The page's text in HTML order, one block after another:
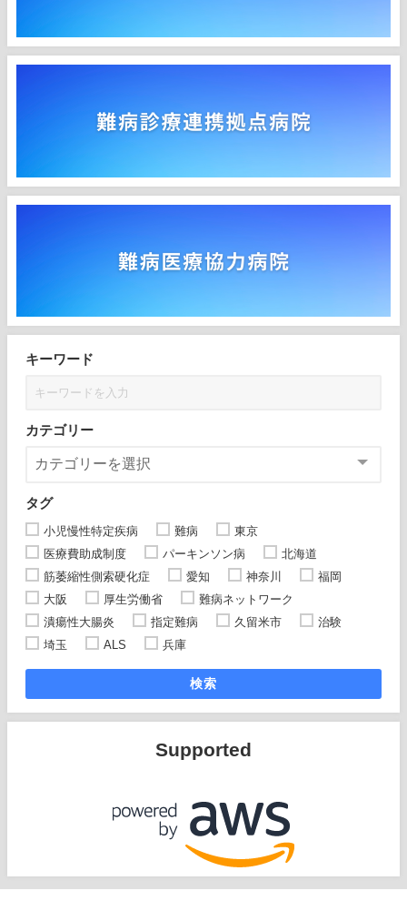
キーワード
カテゴリー
タグ
小児慢性特定疾病 難病
東京
医療費助成制度
パーキンソン病
北海道
筋萎縮性側索硬化症
愛知 神奈川
福岡
大阪
厚生労働省
難病ネットワーク
潰瘍性大腸炎
指定難病 久留米市
治験
埼玉
ALS 兵庫
検索
Supported